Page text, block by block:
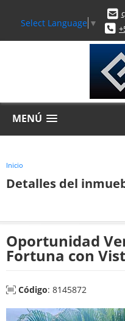
Select Language ▼
MENÚ
Inicio
Detalles del
Oportunidad
Fortuna con
Código: 8145872